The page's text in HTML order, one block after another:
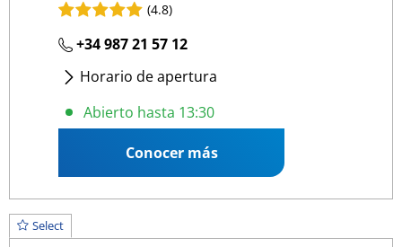
(4.8)
+34 987 21 57 12
Horario de apertura
Lunes- Viernes:09:00 13:30
Abierto hasta 13:30
Conocer más
Select